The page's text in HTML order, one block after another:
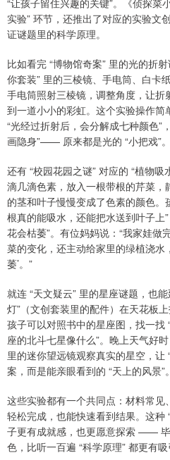
“让孩子留住兴趣的关键”。《侦探菜
实验” 环节，还推出了对应的实验文
证谜题里的科学原理。
比如看完 “博物馆奇案” 里的光的折
你套装” 里的三棱镜、手电筒、白卡
手电筒照射三棱镜，调整角度，让
到一道小小的彩虹。这个实验操作
“光经过折射后，会分解成七种颜色”
画隐身”—— 原来都是光的 “小把戏”。
还有 “校园花园之谜” 对应的 “植物吸
滴几滴色素，放入一根带根的芹菜
的茎和叶子慢慢变成了色素的颜色。
根真的能吸水，还能把水送到叶子上
花会枯萎”。有位妈妈说：“我家娃做
菜的变化，还主动给家里的绿植浇水
萎’。”
就连 “天文疑云” 里的星座谜题，也
灯”（文创套装里的配件）在天花板
孩子可以对照书中的星座图，找一找
座的北斗七星像什么”。晚上天气好
里的迷你望远镜观察真实的星空，让
案，而是能亲眼看到的 “天上的风景”。
这些实验都有一个共同点：材料常
轻松完成，也能快速看到结果。这种
子更有成就感，也更愿意探索 ——
色，比听一百遍 “科学原理” 都更有吸